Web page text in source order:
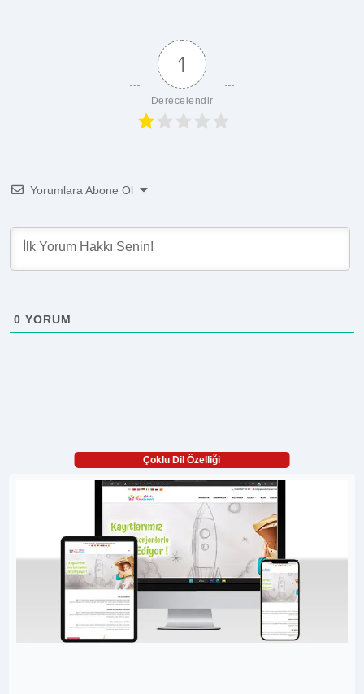
1
Derecelendir
Yorumlara Abone Ol
0 YORUM
Çoklu Dil Özelliği